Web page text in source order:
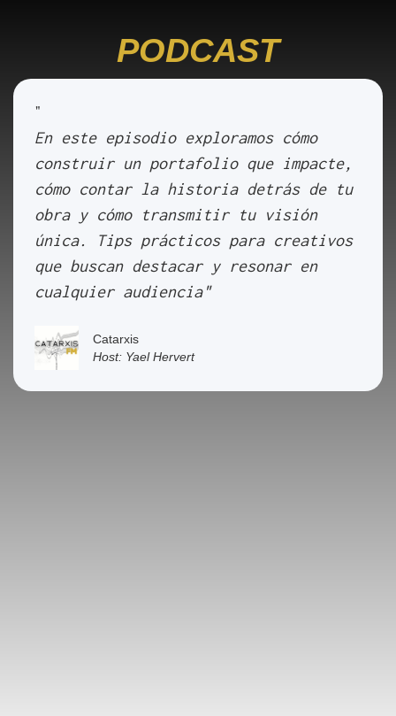
PODCAST
"
En este episodio exploramos cómo
construir un portafolio que impacte,
cómo contar la historia detrás de tu
obra y cómo transmitir tu visión
única. Tips prácticos para creativos
que buscan destacar y resonar en
cualquier audiencia"
Catarxis
Host: Yael Hervert